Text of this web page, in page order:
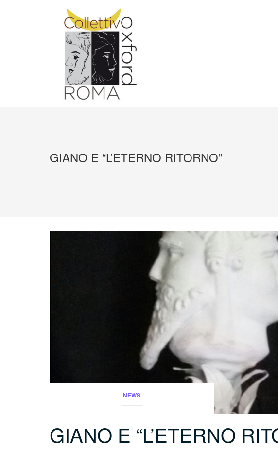
GIANO E “L’ETERNO RITORNO”
NEWS
GIANO E “L’ETERNO